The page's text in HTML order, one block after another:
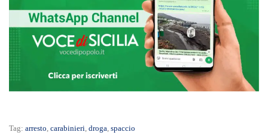
Tag: arresto carabinieri droga spaccio